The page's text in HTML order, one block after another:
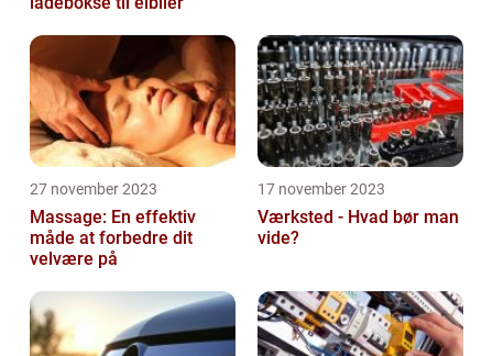
27 november 2023
Massage: En effektiv
måde at forbedre dit
velvære på
17 november 2023
Værksted - Hvad bør man
vide?